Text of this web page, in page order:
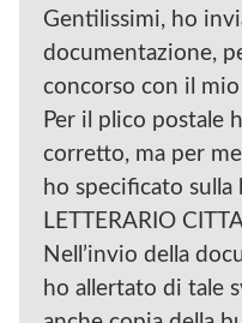
Gentilissimi, ho
documentazione,
concorso con il mio
Per il plico postale
corretto, ma per
ho specificato sulla
LETTERARIO
Nell’invio della
ho allertato di tale